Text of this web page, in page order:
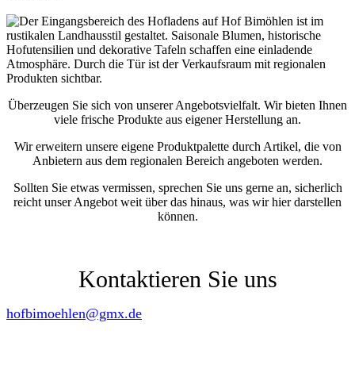
Überzeugen Sie sich von unserer Angebotsvielfalt. Wir bieten Ihnen
viele frische Produkte aus eigener Herstellung an.
Wir erweitern unsere eigene Produktpalette durch Artikel, die von
Anbietern aus dem regionalen Bereich angeboten werden.
Sollten Sie etwas vermissen, sprechen Sie uns gerne an, sicherlich
reicht unser Angebot weit über das hinaus, was wir hier darstellen
können.
Kontaktieren Sie uns
hofbimoehlen@gmx.de